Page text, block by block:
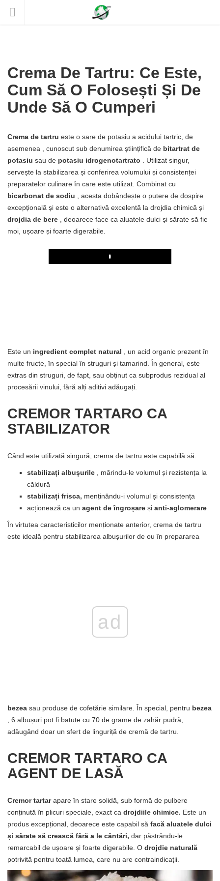
Crema De Tartru: Ce Este,
Cum Să O Folosești Și De
Unde Să O Cumperi
Crema de tartru este o sare de potasiu a acidului tartric, de
asemenea , cunoscut sub denumirea științifică de bitartrat de
potasiu sau de potasiu idrogenotartrato . Utilizat singur,
servește la stabilizarea și conferirea volumului și consistenței
preparatelor culinare în care este utilizat. Combinat cu
bicarbonat de sodiu , acesta dobândește o putere de dospire
excepțională și este o alternativă excelentă la drojdia chimică și
drojdia de bere , deoarece face ca aluatele dulci și sărate să fie
moi, ușoare și foarte digerabile.
Play
Este un ingredient complet natural , un acid organic prezent în
multe fructe, în special în struguri și tamarind. În general, este
extras din struguri, de fapt, sau obținut ca subprodus rezidual al
procesării vinului, fără alți aditivi adăugați.
CREMOR TARTARO CA
STABILIZATOR
Când este utilizată singură, crema de tartru este capabilă să:
stabilizați albușurile , mărindu-le volumul și rezistența la
căldură
stabilizați frisca, menținându-i volumul și consistența
acționează ca un agent de îngroșare și anti-aglomerare
În virtutea caracteristicilor menționate anterior, crema de tartru
este ideală pentru stabilizarea albușurilor de ou în prepararea
ad
bezea sau produse de cofetărie similare. În special, pentru bezea
, 6 albușuri pot fi batute cu 70 de grame de zahăr pudră,
adăugând doar un sfert de linguriță de cremă de tartru.
CREMOR TARTARO CA
AGENT DE LASĂ
Cremor tartarapare în stare solidă, sub formă de pulbere
conținută în plicuri speciale, exact ca drojdiile chimice. Este un
produs excepțional, deoarece este capabil să facă aluatele dulci
și sărate să crească fără a le cântări, dar păstrându-le
remarcabil de ușoare și foarte digerabile. O drojdie naturală
potrivită pentru toată lumea, care nu are contraindicații.